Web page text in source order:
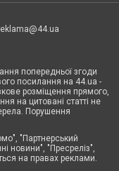
попередньої згоди
посилання на 44.ua -
розміщення прямого,
на цитовані статті не
Порушення
"Партнерський
новини", "Пресреліз",
на правах реклами.